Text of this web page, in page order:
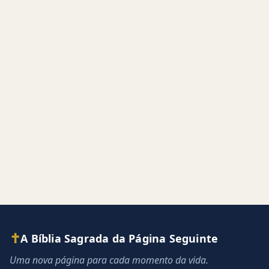
✝A Bíblia Sagrada da Página Seguinte
Uma nova página para cada momento da vida.